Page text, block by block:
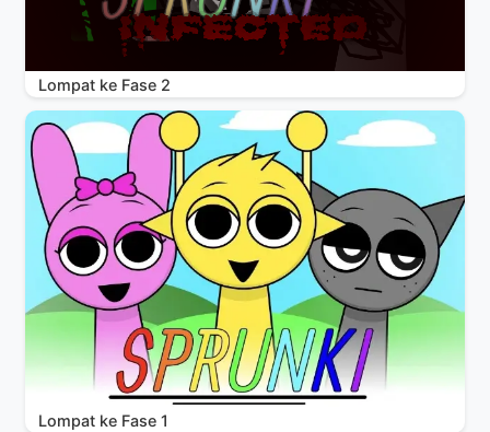
Lompat ke Fase 2
Lompat ke Fase 1